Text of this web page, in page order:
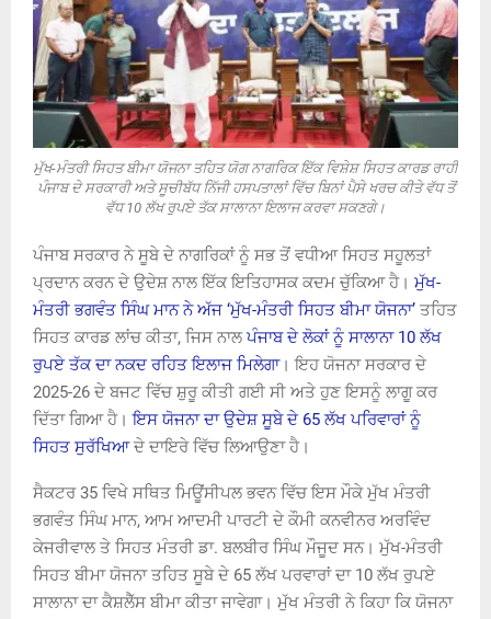
ਮੁੱਖ-ਮੰਤਰੀ ਸਿਹਤ ਬੀਮਾ ਯੋਜਨਾ ਤਹਿਤ ਯੋਗ ਨਾਗਰਿਕ ਇੱਕ ਵਿਸ਼ੇਸ਼ ਸਿਹਤ ਕਾਰਡ ਰਾਹੀਂ
ਪੰਜਾਬ ਦੇ ਸਰਕਾਰੀ ਅਤੇ ਸੂਚੀਬੱਧ ਨਿੱਜੀ ਹਸਪਤਾਲਾਂ ਵਿੱਚ ਬਿਨਾਂ ਪੈਸੇ ਖਰਚ ਕੀਤੇ ਵੱਧ ਤੋਂ
ਵੱਧ 10 ਲੱਖ ਰੁਪਏ ਤੱਕ ਸਾਲਾਨਾ ਇਲਾਜ ਕਰਵਾ ਸਕਣਗੇ।
ਪੰਜਾਬ ਸਰਕਾਰ ਨੇ ਸੂਬੇ ਦੇ ਨਾਗਰਿਕਾਂ ਨੂੰ ਸਭ ਤੋਂ ਵਧੀਆ ਸਿਹਤ ਸਹੂਲਤਾਂ
ਪ੍ਰਦਾਨ ਕਰਨ ਦੇ ਉਦੇਸ਼ ਨਾਲ ਇੱਕ ਇਤਿਹਾਸਕ ਕਦਮ ਚੁੱਕਿਆ ਹੈ। ਮੁੱਖ-
ਮੰਤਰੀ ਭਗਵੰਤ ਸਿੰਘ ਮਾਨ ਨੇ ਅੱਜ ‘ਮੁੱਖ-ਮੰਤਰੀ ਸਿਹਤ ਬੀਮਾ ਯੋਜਨਾ’ ਤਹਿਤ
ਸਿਹਤ ਕਾਰਡ ਲਾਂਚ ਕੀਤਾ, ਜਿਸ ਨਾਲਪੰਜਾਬ ਦੇ ਲੋਕਾਂ ਨੂੰ ਸਾਲਾਨਾ 10 ਲੱਖ
ਰੁਪਏ ਤੱਕ ਦਾ ਨਕਦ ਰਹਿਤ ਇਲਾਜ ਮਿਲੇਗਾ। ਇਹ ਯੋਜਨਾ ਸਰਕਾਰ ਦੇ
2025-26 ਦੇ ਬਜਟ ਵਿੱਚ ਸ਼ੁਰੂ ਕੀਤੀ ਗਈ ਸੀ ਅਤੇ ਹੁਣ ਇਸਨੂੰ ਲਾਗੂ ਕਰ
ਦਿੱਤਾ ਗਿਆ ਹੈ।ਇਸ ਯੋਜਨਾ ਦਾ ਉਦੇਸ਼ ਸੂਬੇ ਦੇ 65 ਲੱਖ ਪਰਿਵਾਰਾਂ ਨੂੰ
ਸਿਹਤ ਸੁਰੱਖਿਆਦੇ ਦਾਇਰੇ ਵਿੱਚ ਲਿਆਉਣਾ ਹੈ।
ਸੈਕਟਰ 35 ਵਿਖੇ ਸਥਿਤ ਮਿਊਂਸੀਪਲ ਭਵਨ ਵਿੱਚ ਇਸ ਮੌਕੇ ਮੁੱਖ ਮੰਤਰੀ
ਭਗਵੰਤ ਸਿੰਘ ਮਾਨ, ਆਮ ਆਦਮੀ ਪਾਰਟੀ ਦੇ ਕੌਮੀ ਕਨਵੀਨਰ ਅਰਵਿੰਦ
ਕੇਜਰੀਵਾਲ ਤੇ ਸਿਹਤ ਮੰਤਰੀ ਡਾ. ਬਲਬੀਰ ਸਿੰਘ ਮੌਜੂਦ ਸਨ। ਮੁੱਖ-ਮੰਤਰੀ
ਸਿਹਤ ਬੀਮਾ ਯੋਜਨਾ ਤਹਿਤ ਸੂਬੇ ਦੇ 65 ਲੱਖ ਪਰਵਾਰਾਂ ਦਾ 10 ਲੱਖ ਰੁਪਏ
ਸਾਲਾਨਾ ਦਾ ਕੈਸ਼ਲੈੱਸ ਬੀਮਾ ਕੀਤਾ ਜਾਵੇਗਾ। ਮੁੱਖ ਮੰਤਰੀ ਨੇ ਕਿਹਾ ਕਿ ਯੋਜਨਾ